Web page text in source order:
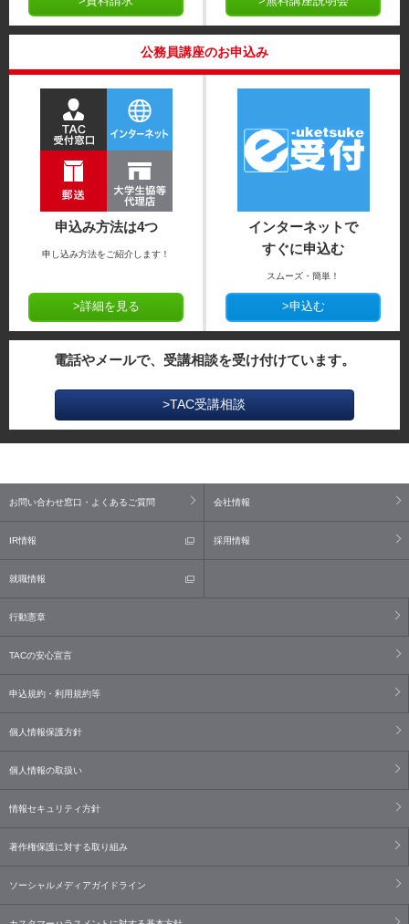
公務員講座のお申込み
申込み方法は4つ
申し込み方法をご紹介します！
>詳細を見る
インターネットで
すぐに申込む
スムーズ・簡単！
>申込む
電話やメールで、受講相談を受け付けています。
>TAC受講相談
お問い合わせ窓口・よくあるご質問 会社情報
IR情報 採用情報
就職情報
行動憲章
TACの安心宣言
申込規約・利用規約等
個人情報保護方針
個人情報の取扱い
情報セキュリティ方針
著作権保護に対する取り組み
ソーシャルメディアガイドライン